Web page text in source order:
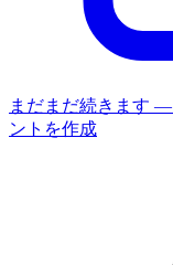
まだまだ続きます
ントを作成